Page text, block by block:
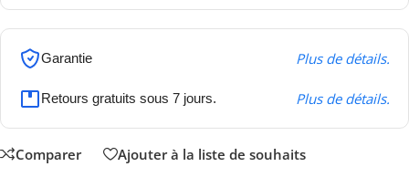
Garantie Plus de détails.
Retours gratuits sous 7 jours. Plus de détails.
Comparer Ajouter à la liste de souhaits